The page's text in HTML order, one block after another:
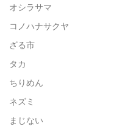
オシラサマ
コノハナサクヤ
ざる市
タカ
ちりめん
ネズミ
まじない